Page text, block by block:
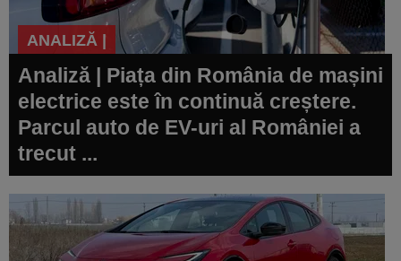
ANALIZĂ |
Analiză | Piața din România de mașini
electrice este în continuă creștere.
Parcul auto de EV-uri al României a
trecut ...